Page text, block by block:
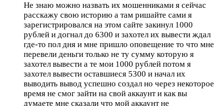
Не знаю можно назвать их мошенниками я сейчас
расскажу свою историю а там ришайте сами я
зарегистрировался на этом сайте закинул 1000
рублей и догнал до 6300 и захотел их вывести ждал
где-то пол дня и мне пришло оповещение то что мне
перевели деньги только не ту сумму которую я
захотел вывести а те мои 1000 рублей потом я
захотел вывести оставшиеся 5300 и начал их
выводить вывод успешно создал но через некоторое
время не смог зайти на свой аккаунт и как вы
думаете мне сказали что мой аккаунт не